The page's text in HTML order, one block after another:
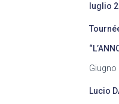
luglio
Giugno
Lucio